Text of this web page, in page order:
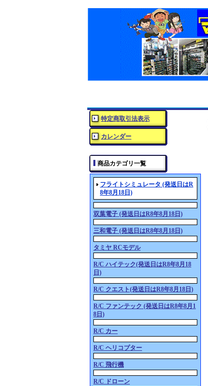
特定商取引法表示
カレンダー
商品カテゴリ一覧
フライトシミュレータ (発送日はR
8年8月18日)
双葉電子 (発送日はR8年8月18日)
三和電子 (発送日はR8年8月18日)
タミヤ RCモデル
R/C ハイテック(発送日はR8年8月18
日)
R/C クエスト(発送日はR8年8月18日)
R/C ファンテック (発送日はR8年8月1
8日)
R/C カー
R/C ヘリコプター
R/C 飛行機
R/C ドローン